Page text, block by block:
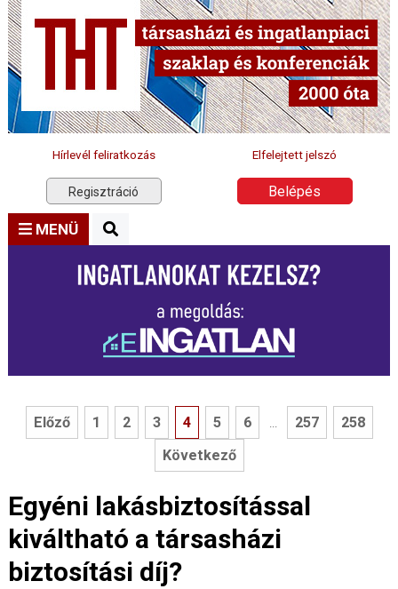
Hírlevél feliratkozás Elfelejtett jelszó
Regisztráció Belépés
MENÜ
Előző 1 2 3 4 5 6 ... 257
258
Következő
Egyéni lakásbiztosítással
kiváltható a társasházi
biztosítási díj?